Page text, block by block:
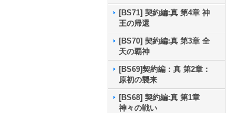
[BS71] 契約編:真 第4章 神
王の帰還
[BS70] 契約編:真 第3章 全
天の覇神
[BS69]契約編：真 第2章：
原初の襲来
[BS68] 契約編:真 第1章
神々の戦い